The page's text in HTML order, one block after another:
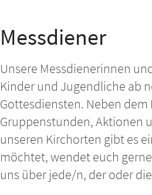
Messdiener
Unsere Messdienerinnen
Kinder und Jugendliche ab
Gottesdiensten. Neben
Gruppenstunden, Aktionen
unseren Kirchorten gibt es
möchtet, wendet euch
uns über jede/n, der oder